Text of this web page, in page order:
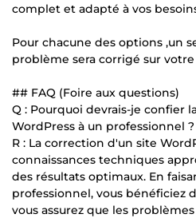
complet et adapté à vos
Pour chacune des options ,un
problème sera corrigé sur votre
## FAQ (Foire aux questions)
Q : Pourquoi devrais-je confier
WordPress à un professionnel ?
R : La correction d'un site
connaissances techniques
des résultats optimaux. En
professionnel, vous bénéficiez
vous assurez que les